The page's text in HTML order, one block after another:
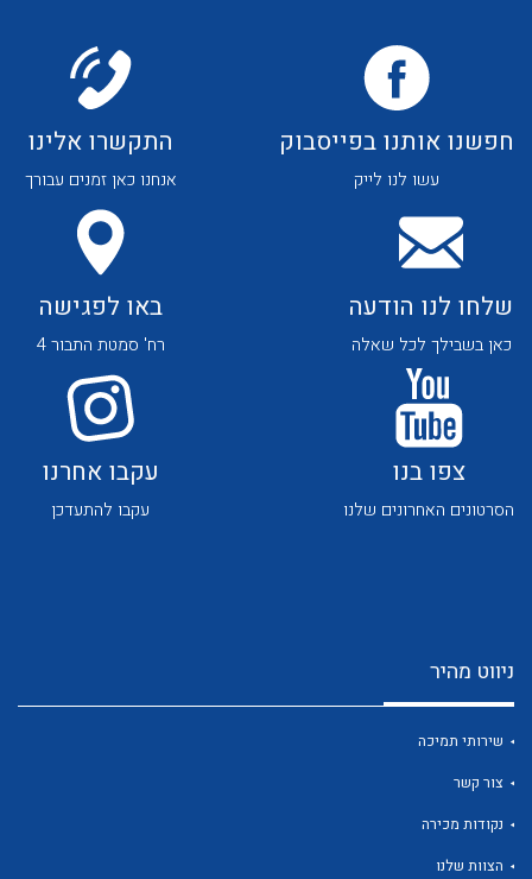
לכל מוצרי היצרן לכל מוצרי היצרן
לכל מוצרי היצרן לכל מוצרי היצרן
לכל מוצרי היצרן
חפשנו אותנו בפייסבוק
עשו לנו לייק
התקשרו אלינו
אנחנו כאן זמנים עבורך
שלחו לנו הודעה
כאן בשבילך לכל שאלה
באו לפגישה
רח' סמטת התבור 4
צפו בנו
הסרטונים האחרונים שלנו
עקבו אחרנו
עקבו להתעדכן
ניווט מהיר
שירותי תמיכה
צור קשר
נקודות מכירה
הצוות שלנו